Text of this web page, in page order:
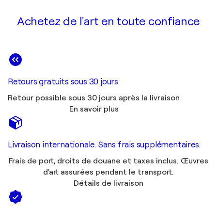
Achetez de l'art en toute confiance
Retours gratuits sous 30 jours
Retour possible sous 30 jours après la livraison
En savoir plus
Livraison internationale. Sans frais supplémentaires.
Frais de port, droits de douane et taxes inclus. Œuvres
d'art assurées pendant le transport.
Détails de livraison